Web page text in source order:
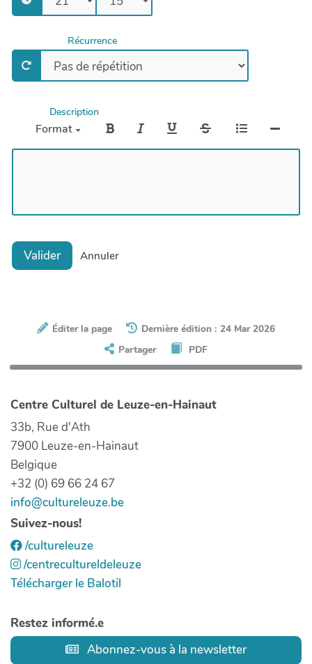
Récurrence
Description
Format
Valider Annuler
Éditer la page
Dernière édition : 24 Mar 2026
Partager
PDF
Centre Culturel de Leuze-en-Hainaut
33b, Rue d'Ath
7900 Leuze-en-Hainaut
Belgique
+32 (0) 69 66 24 67
info@cultureleuze.be
Suivez-nous!
/cultureleuze
/centrecultureldeleuze
Télécharger le Balotil
Restez informé.e
Abonnez-vous à la newsletter